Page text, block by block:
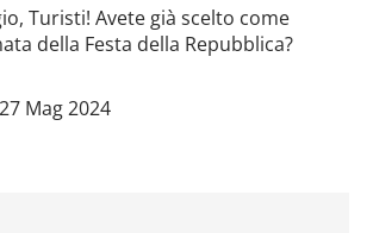
Turisti! Avete già scelto come
della Festa della Repubblica?
Mag 2024